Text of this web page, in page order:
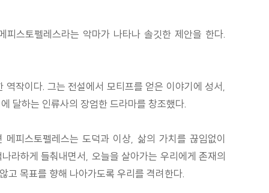
스토펠레스라는 악마가 나타나 솔깃한 제안을 한다.
작이다. 그는 전설에서 모티프를 얻은 이야기에 성서,
달하는 인류사의 장엄한 드라마를 창조했다.
피스토펠레스는 도덕과 이상, 삶의 가치를 끊임없이
라하게 들춰내면서, 오늘을 살아가는 우리에게 존재의
고 목표를 향해 나아가도록 우리를 격려한다.